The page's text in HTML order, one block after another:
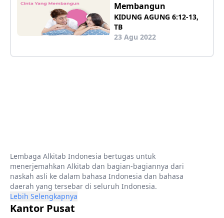
Membangun
KIDUNG AGUNG 6:12-13,
TB
23 Agu 2022
Lembaga Alkitab Indonesia bertugas untuk
menerjemahkan Alkitab dan bagian-bagiannya dari
naskah asli ke dalam bahasa Indonesia dan bahasa
daerah yang tersebar di seluruh Indonesia.
Lebih Selengkapnya
Kantor Pusat